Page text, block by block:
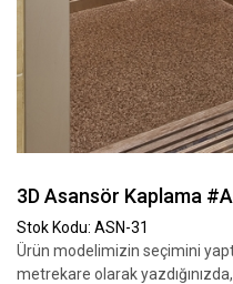
3D Asansör Kaplama
Stok Kodu: ASN-31
Ürün modelimizin seçimini
metrekare olarak